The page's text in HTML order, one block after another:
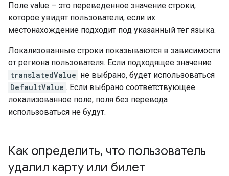
Поле value – это переведенное значение строки,
которое увидят пользователи, если их
местонахождение подходит под указанный тег языка.
Локализованные строки показываются в зависимости
от региона пользователя. Если подходящее значение
translatedValue не выбрано, будет использоваться
DefaultValue . Если выбрано соответствующее
локализованное поле, поля без перевода
использоваться не будут.
Как определить, что пользователь
удалил карту или билет